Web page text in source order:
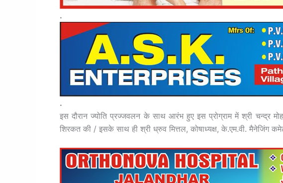
.
.
इस दौरान ज्योति प्रज्जवलन के साथ आरंभ हुए इस प्रोग्राम में श्री चन्द्र
शिरकत की / इसके साथ ही श्री ध्रुव मित्तल, कोषाध्यक्ष, के.एम.वी. मैनेजिंग